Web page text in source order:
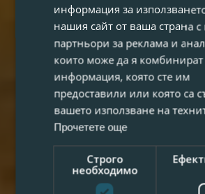
информация за
нашия сайт от ваша страна
партньори за реклама и
които може да я комбинират
информация, която сте им
предоставили или която са
вашето използване на
Прочетете още
Строго
необходимо